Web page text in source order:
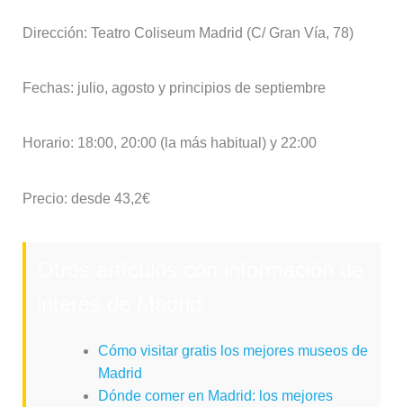
Dirección: Teatro Coliseum Madrid (C/ Gran Vía, 78)
Fechas: julio, agosto y principios de septiembre
Horario: 18:00, 20:00 (la más habitual) y 22:00
Precio: desde 43,2€
Cómo visitar gratis los mejores museos de
Madrid
Dónde comer en Madrid: los mejores